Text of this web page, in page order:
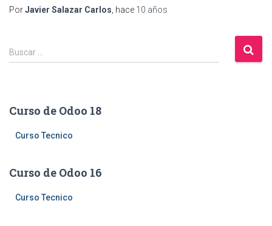
PorJavier Salazar Carlos , hace 10 años
B
u
r
Buscar …
Curso de Odoo 18
Curso Tecnico
Curso de Odoo 16
Curso Tecnico